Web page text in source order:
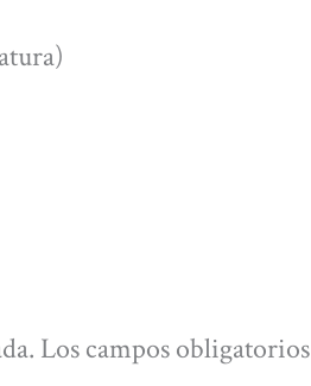
Los campos obligatorios